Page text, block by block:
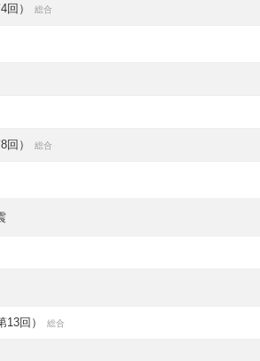
） 総合
） 総合
回） 総合